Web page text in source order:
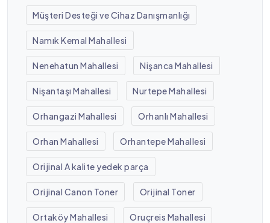
Müşteri Desteği ve Cihaz Danışmanlığı
Namık Kemal Mahallesi
Nenehatun Mahallesi Nişanca Mahallesi
Nişantaşı Mahallesi Nurtepe Mahallesi
Orhangazi Mahallesi Orhanlı Mahallesi
Orhan Mahallesi Orhantepe Mahallesi
Orijinal A kalite yedek parça
Orijinal Canon Toner Orijinal Toner
Ortaköy Mahallesi Oruçreis Mahallesi